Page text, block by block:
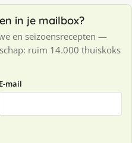
in je mailbox?
en seizoensrecepten —
ruim 14.000 thuiskoks
E-mail